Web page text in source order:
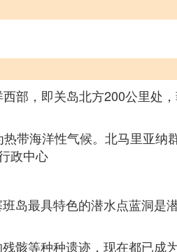
部，即关岛北方200公里处
带海洋性气候。北马里亚纳
政中心
岛最具特色的潜水点蓝洞是
骸等种种遗迹，现在都已成